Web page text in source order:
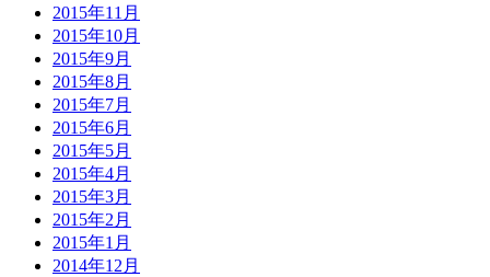
2015年11月
2015年10月
2015年9月
2015年8月
2015年7月
2015年6月
2015年5月
2015年4月
2015年3月
2015年2月
2015年1月
2014年12月